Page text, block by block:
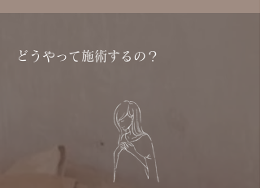
ます。
が、落ち着くとニキビのできにくい肌へと導
じっくり内蔵や仙骨を温めることで心地の良
い汗をかきながら、交感神経と副交感神経の
バランスが整い、思考がスッキリクリアにな
り、リラックス効果はもちろん、睡眠の質が
どうやって施術するの？